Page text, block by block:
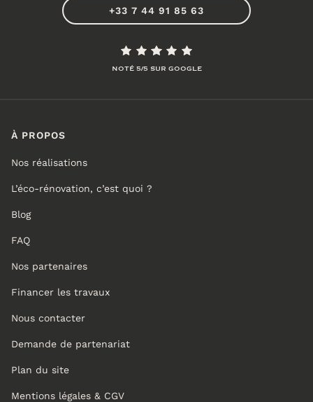
+33 7 44 91 85 63
NOTÉ 5/5 SUR GOOGLE
À PROPOS
Nos réalisations
L’éco-rénovation, c’est quoi ?
Blog
FAQ
Nos partenaires
Financer les travaux
Nous contacter
Demande de partenariat
Plan du site
Mentions légales & CGV